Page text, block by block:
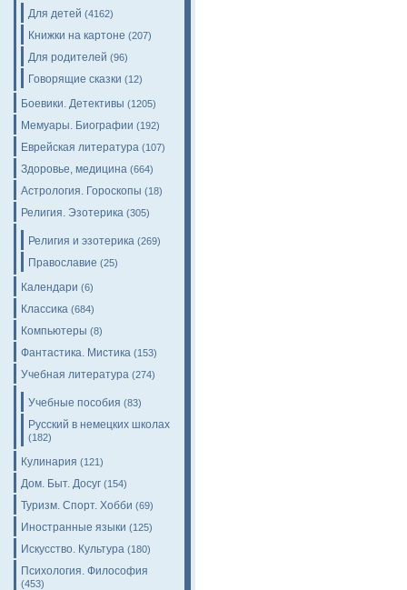
Для детей (4162)
Книжки на картоне (207)
Для родителей (96)
Говорящие сказки (12)
Боевики. Детективы (1205)
Мемуары. Биографии (192)
Еврейская литература (107)
Здоровье, медицина (664)
Астрология. Гороскопы (18)
Религия. Эзотерика (305)
Религия и эзотерика (269)
Православие (25)
Календари (6)
Классика (684)
Компьютеры (8)
Фантастика. Мистика (153)
Учебная литература (274)
Учебные пособия (83)
Русский в немецких школах
(182)
Кулинария (121)
Дом. Быт. Досуг (154)
Туризм. Спорт. Хобби (69)
Иностранные языки (125)
Искусство. Культура (180)
Психология. Философия
(453)